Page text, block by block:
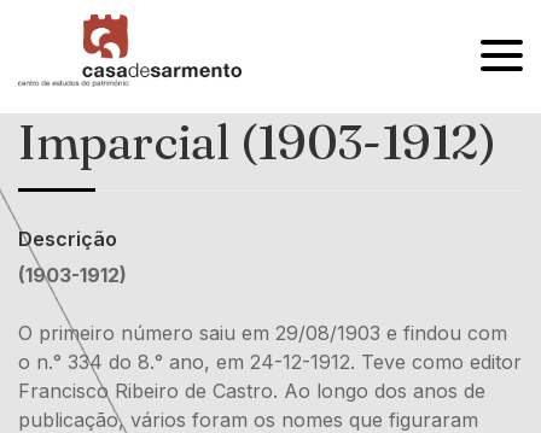
OPEN
Imparcial (1903-1912)
Descrição
(1903-1912)
O primeiro número saiu em 29/08/1903 e findou com
o n.° 334 do 8.° ano, em 24-12-1912. Teve como editor
Francisco Ribeiro de Castro. Ao longo dos anos de
publicação, vários foram os nomes que figuraram